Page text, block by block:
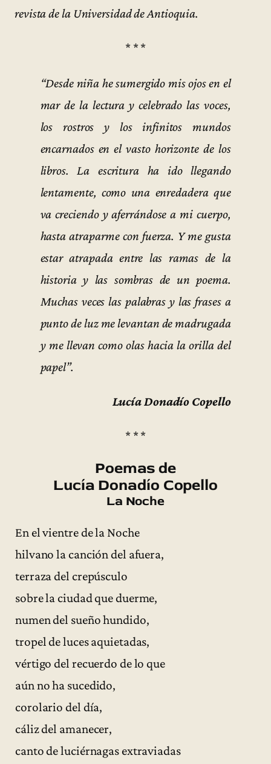
revista de la Universidad de Antioquia.
* * *
“Desde niña he sumergido mis ojos en el
mar de la lectura y celebrado las voces,
los rostros y los infinitos mundos
encarnados en el vasto horizonte de los
libros. La escritura ha ido llegando
lentamente, como una enredadera que
va creciendo y aferrándose a mi cuerpo,
hasta atraparme con fuerza. Y me gusta
estar atrapada entre las ramas de la
historia y las sombras de un poema.
Muchas veces las palabras y las frases a
punto de luz me levantan de madrugada
y me llevan como olas hacia la orilla del
papel”.
Lucía Donadío Copello
* * *
Poemas de
Lucía Donadío Copello
La Noche
En el vientre de la Noche
hilvano la canción del afuera,
terraza del crepúsculo
sobre la ciudad que duerme,
numen del sueño hundido,
tropel de luces aquietadas,
vértigo del recuerdo de lo que
aún no ha sucedido,
corolario del día,
cáliz del amanecer,
canto de luciérnagas extraviadas